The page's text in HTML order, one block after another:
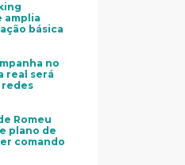
amplia
básica
no
real será
redes
Romeu
plano de
comando